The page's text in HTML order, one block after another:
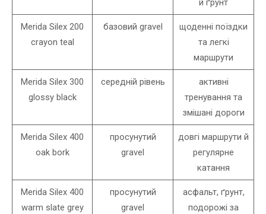
й ґрунт
Merida Silex 200
crayon teal
базовий gravel
щоденні поїздки
та легкі
маршрути
Merida Silex 300
glossy black
середній рівень
активні
тренування та
змішані дороги
Merida Silex 400
oak bork
просунутий
gravel
довгі маршрути й
регулярне
катання
Merida Silex 400
warm slate grey
просунутий
gravel
асфальт, ґрунт,
подорожі за